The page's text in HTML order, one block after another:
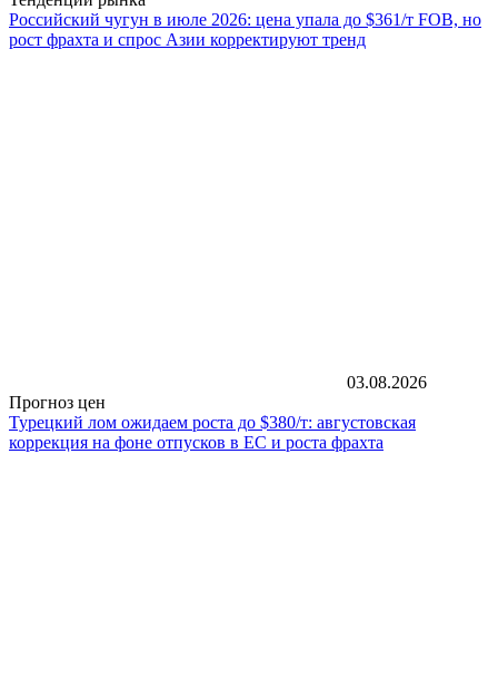
Российский чугун в июле 2026: цена упала до $361/т FOB, но
рост фрахта и спрос Азии корректируют тренд
03.08.2026
Прогноз цен
Турецкий лом ожидаем роста до $380/т: августовская
коррекция на фоне отпусков в ЕС и роста фрахта